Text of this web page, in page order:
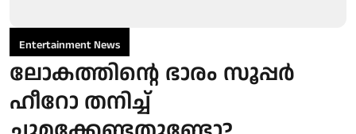
Entertainment News
ലോകത്തിന്റെ ഭാരം സൂപ്പർ
ഹീറോ തനിച്ച്